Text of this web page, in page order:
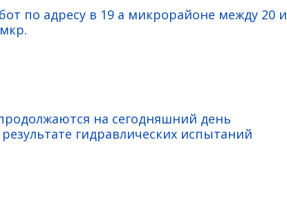
по адресу в 19 а микрорайоне между 20 и
на сегодняшний день
гидравлических испытаний